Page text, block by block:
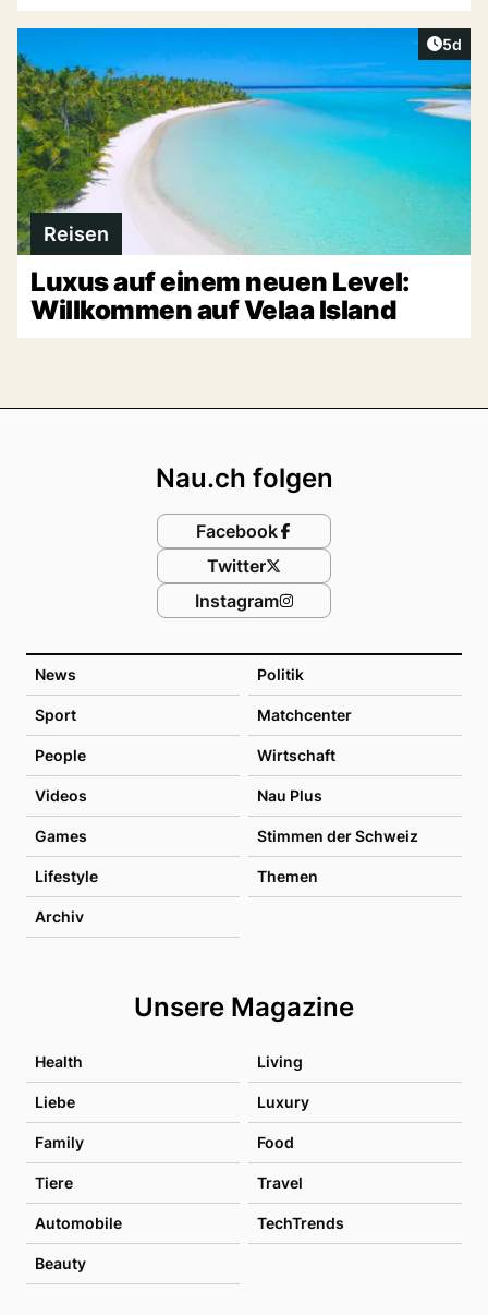
5d
Reisen
Luxus auf einem neuen Level:
Willkommen auf Velaa Island
News Politik
Sport Matchcenter
People Wirtschaft
Videos Nau Plus
Games Stimmen der Schweiz
Lifestyle Themen
Archiv
Unsere Magazine
Health Living
Liebe Luxury
Family Food
Tiere Travel
Automobile TechTrends
Beauty
Nau.ch folgen
Facebook
Twitter
Instagram